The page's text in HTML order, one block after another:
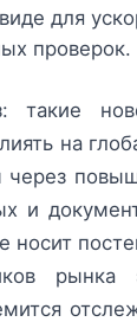
для
проверок.
такие
на
через
и
носит